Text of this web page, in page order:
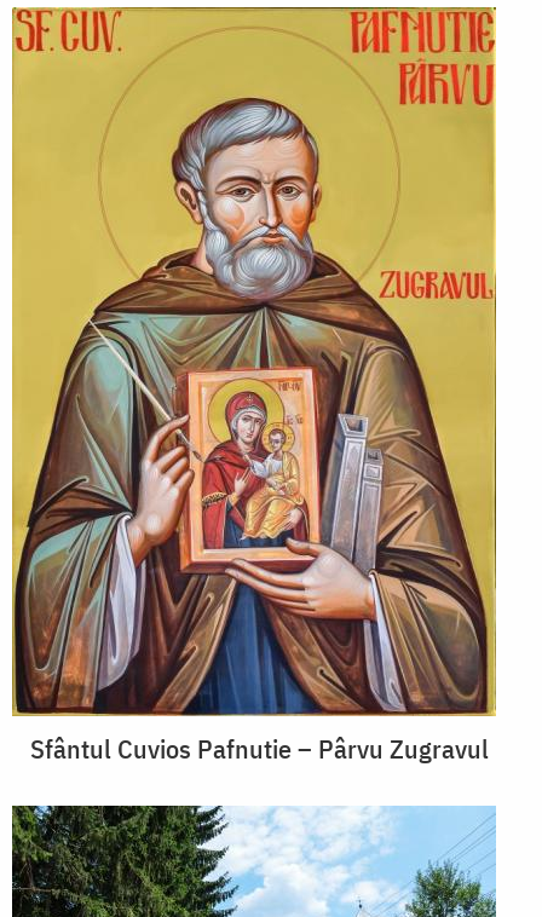
Sfântul Cuvios Pafnutie – Pârvu Zugravul